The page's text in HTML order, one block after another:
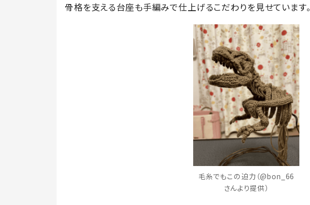
骨格を支える台座も手編みで仕上げるこだわりを見せています。
毛糸でもこの迫力（@bon_66
さんより提供）